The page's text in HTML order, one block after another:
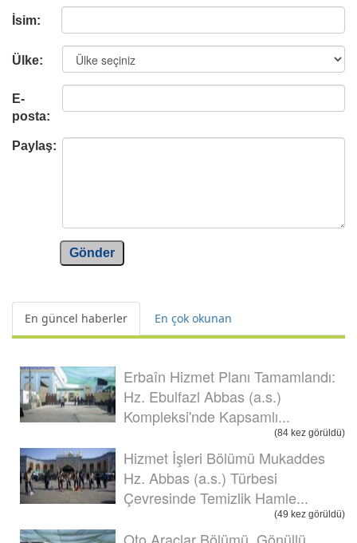
İsim:
Ülke:
E-
posta:
Paylaş:
Gönder
En güncel haberler En çok okunan
Erbaîn Hizmet Planı Tamamlandı:
Hz. Ebulfazl Abbas (a.s.)
Kompleksi'nde Kapsamlı...
(84 kez görüldü)
Hizmet İşleri Bölümü Mukaddes
Hz. Abbas (a.s.) Türbesi
Çevresinde Temizlik Hamle...
(49 kez görüldü)
Oto Araçlar Bölümü, Gönüllü